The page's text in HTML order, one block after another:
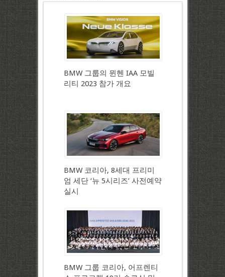
BMW 그룹의 뮌헨 IAA 모빌
리티 2023 참가 개요
BMW 코리아, 8세대 프리미
엄 세단 ‘뉴 5시리즈’ 사전예약
실시
BMW 그룹 코리아, 어프렌티